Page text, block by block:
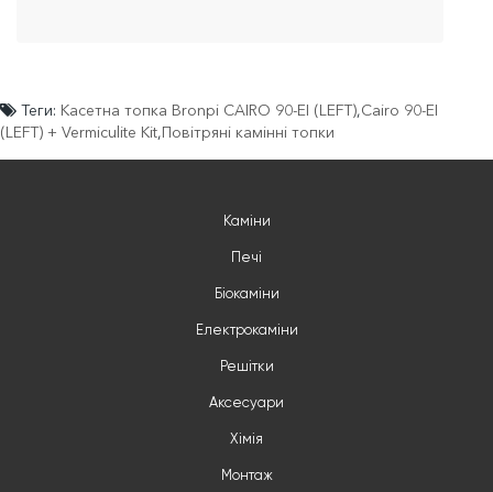
Теги: Касетна топка Bronpi CAIRO 90-EI (LEFT),Cairo 90-EI
(LEFT) + Vermiculite Kit,Повітряні камінні топки
Каміни
Печі
Біокаміни
Електрокаміни
Решітки
Аксесуари
Хімія
Монтаж